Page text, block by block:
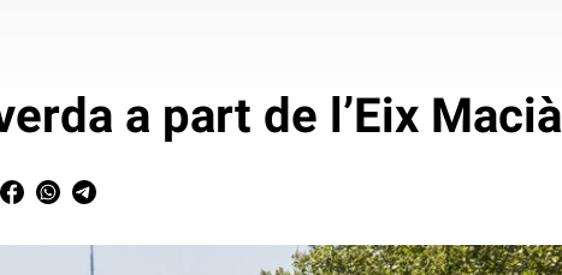
a part de l’Eix Macià